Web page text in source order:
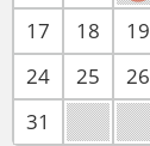
17
18 19
24
25 26
31